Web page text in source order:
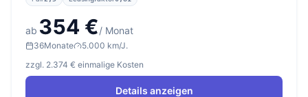
ab 354 €/ Monat
36Monate
5.000 km/J.
zzgl. 2.374 € einmalige Kosten
Details anzeigen